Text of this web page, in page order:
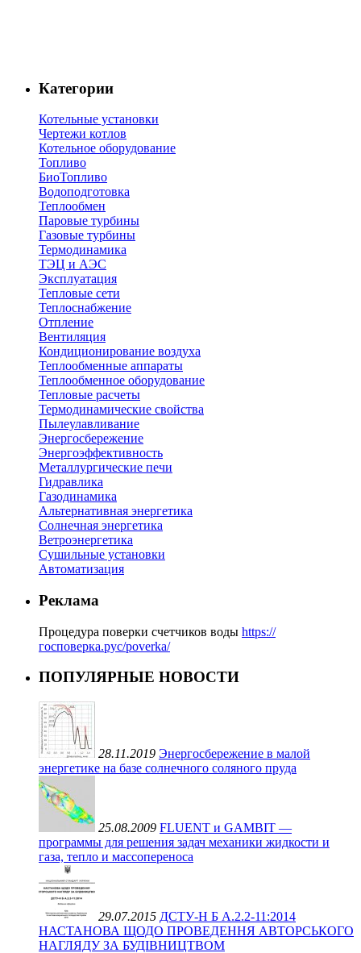
Категории
Котельные установки
Чертежи котлов
Котельное оборудование
Топливо
БиоТопливо
Водоподготовка
Теплообмен
Паровые турбины
Газовые турбины
Термодинамика
ТЭЦ и АЭС
Эксплуатация
Тепловые сети
Теплоснабжение
Отпление
Вентиляция
Кондиционирование воздуха
Теплообменные аппараты
Теплообменное оборудование
Тепловые расчеты
Термодинамические свойства
Пылеулавливание
Энергосбережение
Энергоэффективность
Металлургические печи
Гидравлика
Газодинамика
Альтернативная энергетика
Солнечная энергетика
Ветроэнергетика
Сушильные установки
Автоматизация
Реклама
Процедура поверки счетчиков воды https://
госповерка.рус/poverka/
ПОПУЛЯРНЫЕ НОВОСТИ
28.11.2019 Энергосбережение в малой
энергетике на базе солнечного соляного пруда
25.08.2009 FLUENT и GAMBIT —
программы для решения задач механики жидкости и
газа, тепло и массопереноса
29.07.2015 ДСТУ-Н Б А.2.2-11:2014
НАСТАНОВА ЩОДО ПРОВЕДЕННЯ АВТОРСЬКОГО
НАГЛЯДУ ЗА БУДІВНИЦТВОМ